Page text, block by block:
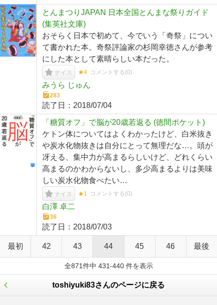
とんまつりJAPAN 日本全国とんまな祭りガイド
(集英社文庫)
おそらく日本で初めて、今でいう「奇祭」につい
て書かれた本。奇祭評論家の杉岡幸徳さんが参考
にした本として素晴らしい本だった。
ナイス ★4 コメントする(0)
みうら じゅん
283
読了日： 2018/07/04
「糖質オフ」で脳が20歳若返る (徳間ポケット)
ケトン体についてはよくわかったけど、白米抜き
や炭水化物抜きは自分にとって無理だな…。頭が
冴える、集中力が高まるらしいけど、どれくらい
高まるのかわからないし、多少高まるよりは美味
しい炭水化物食べたい…
ナイス ★1 コメントする(0)
白澤 卓二
36
読了日： 2018/07/03
最初 42 43 44 45 46 最後
全871件中 431-440 件を表示
toshiyuki83さんのページに戻る